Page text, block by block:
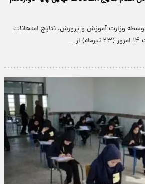
وزارت آموزش و پرورش، نتایج امتحانات